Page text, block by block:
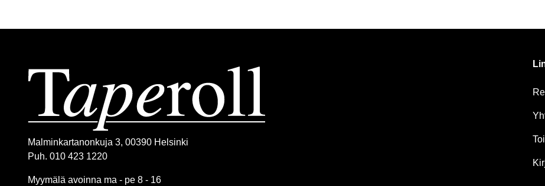
Malminkartanonkuja 3, 00390 Helsinki
Puh. 010 423 1220
Myymälä avoinna ma - pe 8 - 16